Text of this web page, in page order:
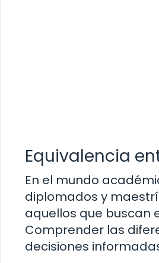
Equivalencia
En el mundo
diplomados y
aquellos que buscan
Comprender las
decisiones